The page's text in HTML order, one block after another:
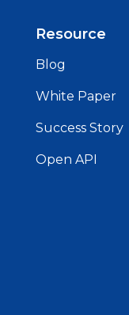
Resource
Blog
White Paper
Success Story
Open API